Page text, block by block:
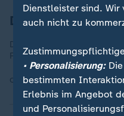
Der King ist tot -
Der King of Rock’n’Roll hat
Presley 85 Jahre alt
Quelle:AP
Dienstleister sind. Wir
auch nicht zu
• Personalisierung:Die
bestimmten
Erlebnis im Angebot
und